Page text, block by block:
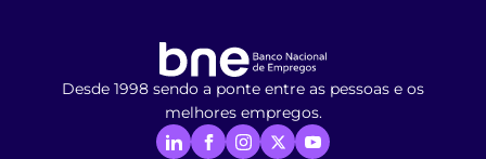
Desde 1998 sendo a ponte entre as pessoas e os
melhores empregos.